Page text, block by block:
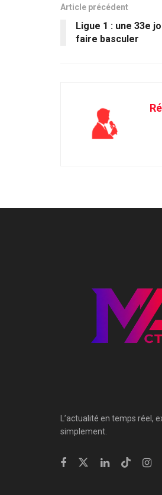
Article précédent
Ligue 1 : une 33e
faire basculer
L’actualité en temps réel,
simplement.